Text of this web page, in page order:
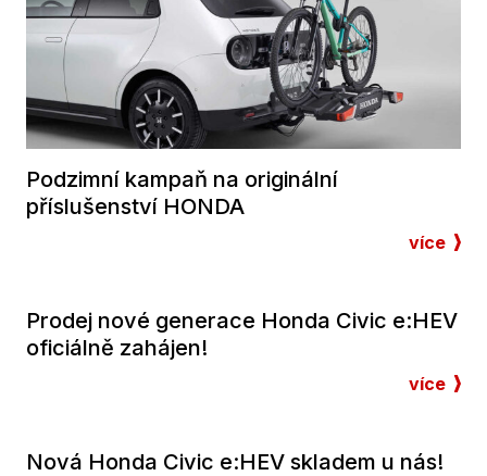
Podzimní kampaň na originální
příslušenství HONDA
více
Prodej nové generace Honda Civic e:HEV
oficiálně zahájen!
více
Nová Honda Civic e:HEV skladem u nás!